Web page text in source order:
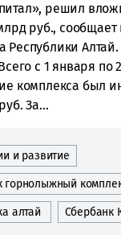
решил
руб.,
Республики
с 1 января по
комплекса был
За...
и развитие
горнолыжный
алтай Сбербанк